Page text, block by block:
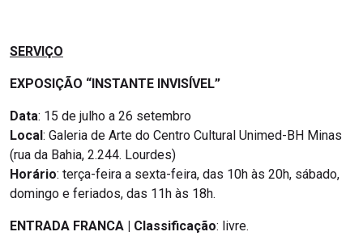
SERVIÇO
EXPOSIÇÃO “INSTANTE INVISÍVEL”
Data: 15 de julho a 26 setembro
Local: Galeria de Arte do Centro Cultural Unimed-BH Minas
(rua da Bahia, 2.244. Lourdes)
Horário: terça-feira a sexta-feira, das 10h às 20h, sábado,
domingo e feriados, das 11h às 18h.
ENTRADA FRANCA | Classificação: livre.